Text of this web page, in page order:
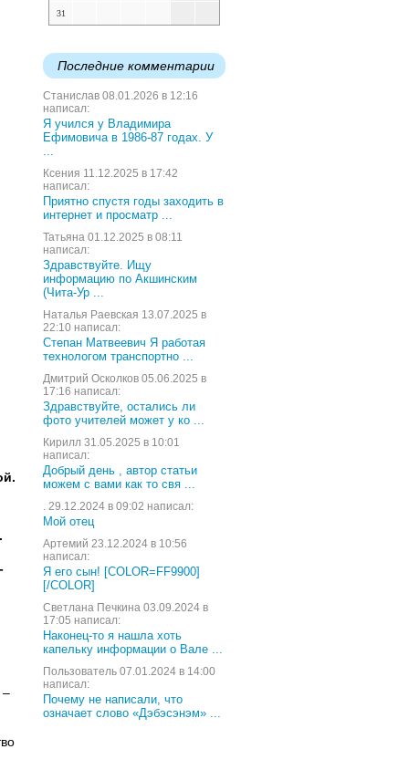
–
31
Последние комментарии
Станислав 08.01.2026 в 12:16
написал:
Я учился у Владимира
Ефимовича в 1986-87 годах. У
...
Ксения 11.12.2025 в 17:42
написал:
Приятно спустя годы заходить в
интернет и просматр ...
Татьяна 01.12.2025 в 08:11
написал:
Здравствуйте. Ищу
информацию по Акшинским
(Чита-Ур ...
Наталья Раевская 13.07.2025 в
22:10 написал:
Степан Матвеевич Я работая
технологом транспортно ...
Дмитрий Осколков 05.06.2025 в
17:16 написал:
Здравствуйте, остались ли
фото учителей может у ко ...
Кирилл 31.05.2025 в 10:01
написал:
Добрый день , автор статьи
можем с вами как то свя ...
. 29.12.2024 в 09:02 написал:
Мой отец
Артемий 23.12.2024 в 10:56
написал:
Я его сын! [COLOR=FF9900]
[/COLOR]
Светлана Печкина 03.09.2024 в
17:05 написал:
Наконец-то я нашла хоть
капельку информации о Вале ...
Пользователь 07.01.2024 в 14:00
написал:
Почему не написали, что
означает слово «Дэбэсэнэм» ...